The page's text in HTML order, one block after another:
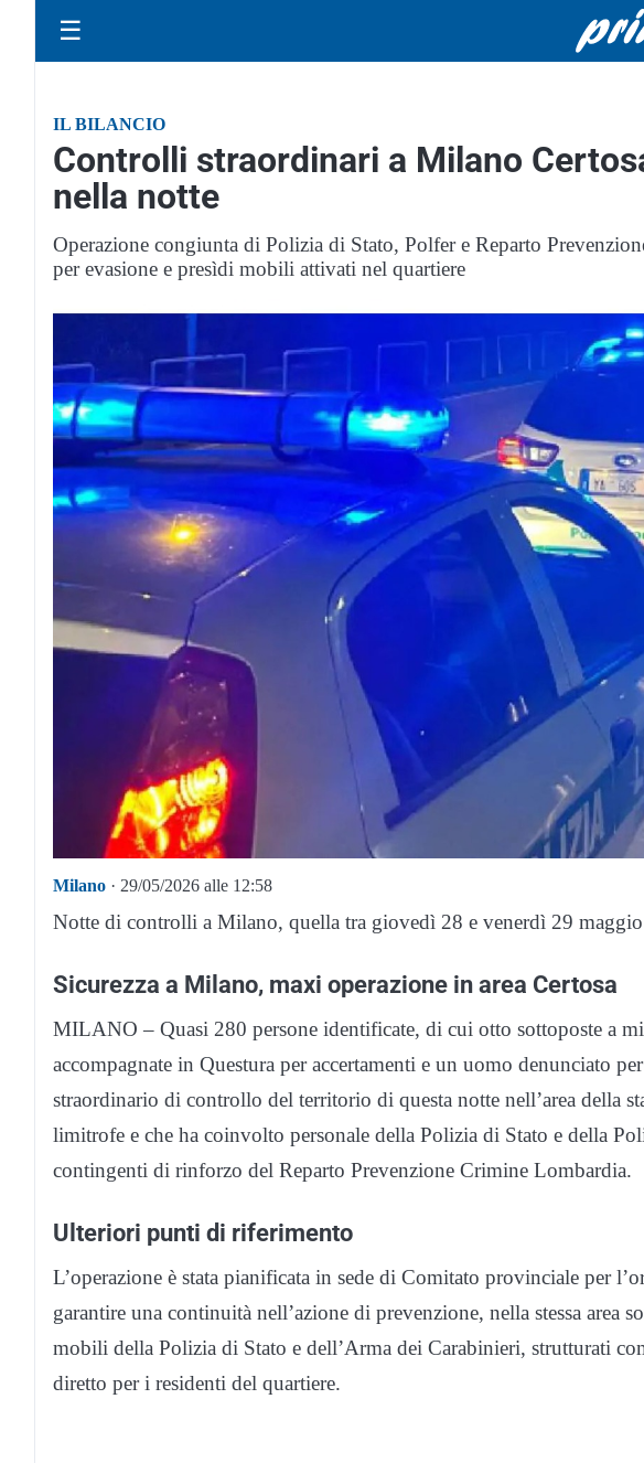
☰
IL BILANCIO
Controlli straordinari a Milano
nella notte
Operazione congiunta di Polizia di Stato, Polfer e Reparto
per evasione e presìdi mobili attivati nel quartiere
Milano · 29/05/2026 alle 12:58
Notte di controlli a Milano, quella tra giovedì 28 e venerdì 29
Sicurezza a Milano, maxi operazione in area Certosa
MILANO – Quasi 280 persone identificate, di cui otto sottoposte a
accompagnate in Questura per accertamenti e un uomo denunciato
straordinario di controllo del territorio di questa notte nell’area della
limitrofe e che ha coinvolto personale della Polizia di Stato e della
contingenti di rinforzo del Reparto Prevenzione Crimine Lombardia.
Ulteriori punti di riferimento
L’operazione è stata pianificata in sede di Comitato provinciale per
garantire una continuità nell’azione di prevenzione, nella stessa area
mobili della Polizia di Stato e dell’Arma dei Carabinieri, strutturati
diretto per i residenti del quartiere.